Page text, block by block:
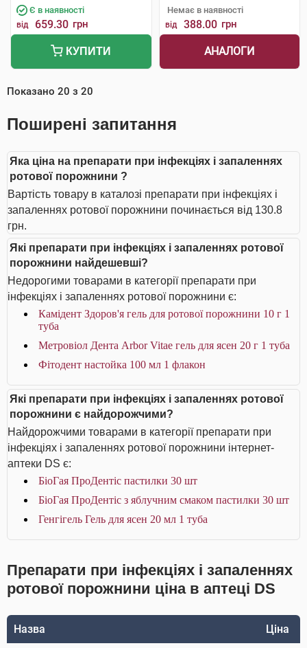
Є в наявності
від 659.30 грн
КУПИТИ
Немає в наявності
від 388.00 грн
АНАЛОГИ
Показано 20 з 20
Поширені запитання
Яка ціна на препарати при інфекціях і запаленнях
ротової порожнини ?
Вартість товару в каталозі препарати при інфекціях і
запаленнях ротової порожнини починається від 130.8
грн.
Які препарати при інфекціях і запаленнях ротової
порожнини найдешевші?
Недорогими товарами в категорії препарати при
інфекціях і запаленнях ротової порожнини є:
Камідент Здоров'я гель для ротової порожнини 10 г 1
туба
Метровіол Дента Arbor Vitae гель для ясен 20 г 1 туба
Фітодент настойка 100 мл 1 флакон
Які препарати при інфекціях і запаленнях ротової
порожнини є найдорожчими?
Найдорожчими товарами в категорії препарати при
інфекціях і запаленнях ротової порожнини інтернет-
аптеки DS є:
БіоГая ПроДентіс пастилки 30 шт
БіоГая ПроДентіс з яблучним смаком пастилки 30 шт
Генгігель Гель для ясен 20 мл 1 туба
Препарати при інфекціях і запаленнях
ротової порожнини ціна в аптеці DS
Назва Ціна